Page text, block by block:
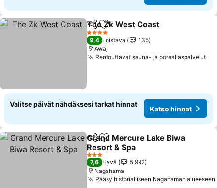
Jaa Lisää suosikkeihin
The Zk West Coast
4 Tähtiluokitus
9,4 Loistava
135
Awaji
Rentouttavat sauna- ja poreallaspalvelut
Valitse päivät nähdäksesi tarkat hinnat
Katso hinnat
Jaa Lisää suosikkeihin
Grand Mercure Lake Biwa
Resort & Spa
3 Tähtiluokitus
7,6 Hyvä
5 992
Nagahama
Pääsy historialliseen Nagahaman alueeseen